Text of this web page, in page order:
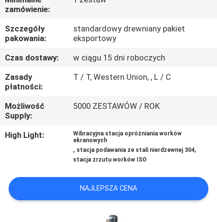
FABRYCE
KONTROLA
JAKOŚCI
SKONTAKTUJ
SIĘ
NAMI
WYCENĘ
zamówienie:
Szczegóły
pakowania:
standardowy drewniany pakiet
eksportowy
Czas dostawy:
w ciągu 15 dni roboczych
Zasady
płatności:
T / T, Western Union, , L / C
Możliwość
Supply:
5000 ZESTAWÓW / ROK
High Light:
Wibracyjna stacja opróżniania worków
ekranowych
, stacja podawania ze stali nierdzewnej 304,
stacja zrzutu worków ISO
NAJLEPSZA CENA